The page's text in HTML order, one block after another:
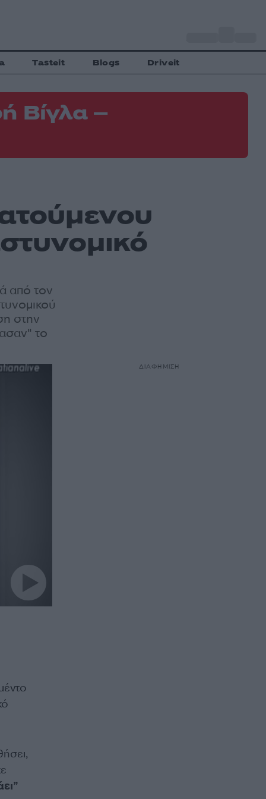
Tasteit Blogs Driveit
Βίγλα –
από τον
στην
το
ΔΙΑΦΗΜΙΣΗ